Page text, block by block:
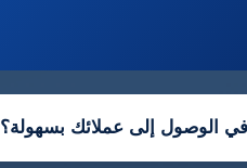
الوصول إلى عملائك بسهولة؟